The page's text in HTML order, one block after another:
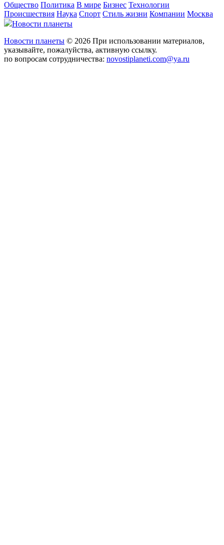
Общество Политика В мире Бизнес Технологии
Происшествия Наука Спорт Стиль жизни Компании Москва
Новости планеты
Новости планеты © 2026 При использовании материалов,
указывайте, пожалуйства, активную ссылку.
по вопросам сотрудничества: novostiplaneti.com@ya.ru